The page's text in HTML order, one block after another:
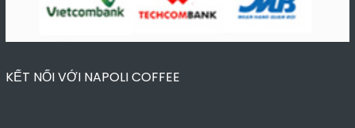
KẾT NỐI VỚI NAPOLI COFFEE